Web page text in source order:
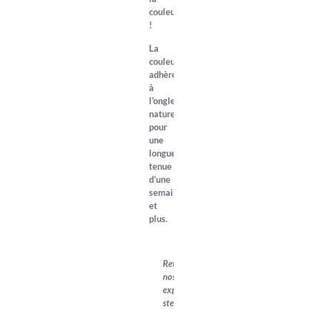
couleur
!
La
couleur
adhère
à
l’ongle
naturel
pour
une
longue
tenue
d’une
semaine
et
plus.
Retrouvez
nos
explications,
step